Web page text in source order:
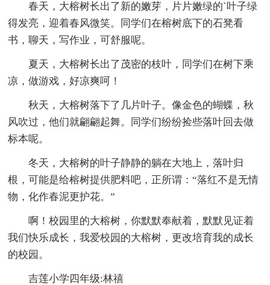
春天，大榕树长出了新的嫩芽，片片嫩绿的`叶子绿
得发亮，迎着春风微笑。同学们在榕树底下的石凳看
书，聊天，写作业，可舒服呢。
夏天，大榕树长出了茂密的枝叶，同学们在树下乘
凉，做游戏，好凉爽呵！
秋天，大榕树落下了几片叶子。像金色的蝴蝶，秋
风吹过，他们就翩翩起舞。同学们纷纷捡些落叶回去做
标本呢。
冬天，大榕树的叶子静静的躺在大地上，落叶归
根，可能是给榕树提供肥料吧，正所谓：“落红不是无情
物，化作春泥更护花。”
啊！校园里的大榕树，你默默奉献着，默默见证着
我们快乐成长，我爱校园的大榕树，更改培育我的成长
的校园。
吉莲小学四年级:林禧